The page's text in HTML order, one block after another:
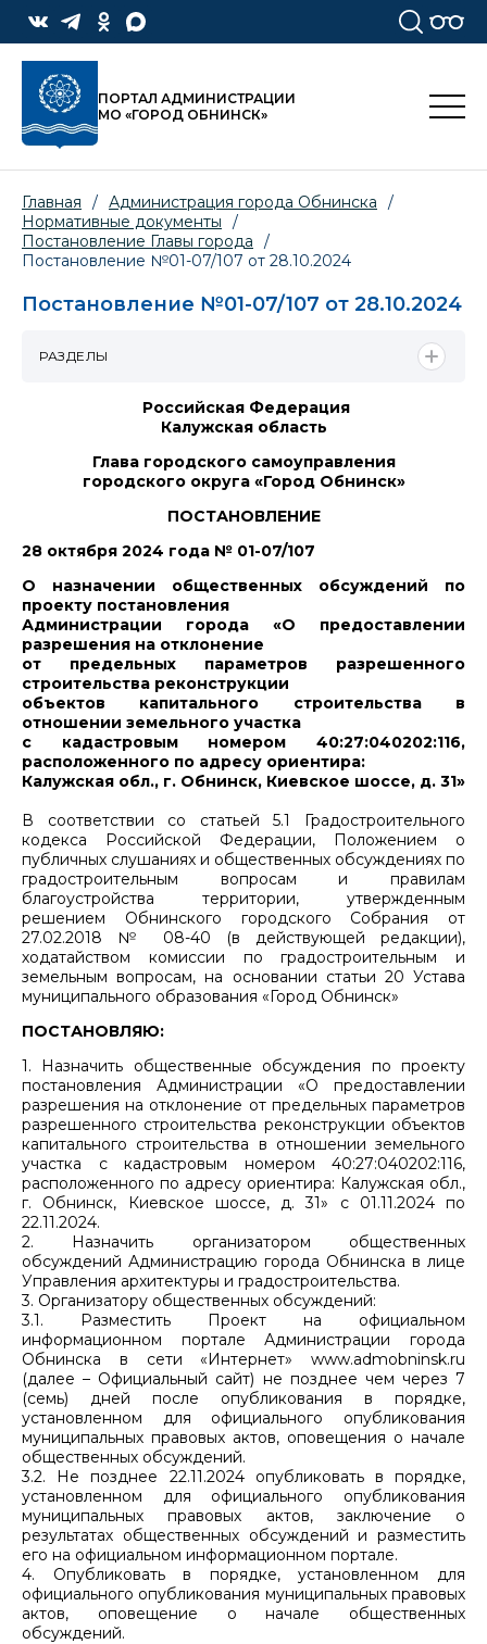
ПОРТАЛ АДМИНИСТРАЦИИ
МО «ГОРОД ОБНИНСК»
Главная / Администрация города Обнинска
/
Нормативные документы
/
Постановление Главы города
/
Постановление №01-07/107 от 28.10.2024
Постановление №01-07/107 от 28.10.2024
Российская Федерация
Калужская область
Глава городского самоуправления
городского округа «Город Обнинск»
ПОСТАНОВЛЕНИЕ
28 октября 2024 года № 01-07/107
О назначении общественных обсуждений по
проекту постановления
Администрации города «О предоставлении
разрешения на отклонение
от предельных параметров разрешенного
строительства реконструкции
объектов капитального строительства в
отношении земельного участка
с кадастровым номером 40:27:040202:116,
расположенного по адресу ориентира:
Калужская обл., г. Обнинск, Киевское шоссе, д. 31»
В соответствии со статьей 5.1 Градостроительного
кодекса Российской Федерации, Положением о
публичных слушаниях и общественных обсуждениях по
градостроительным вопросам и правилам
благоустройства территории, утвержденным
решением Обнинского городского Собрания от
27.02.2018 № 08-40 (в действующей редакции),
ходатайством комиссии по градостроительным и
земельным вопросам, на основании статьи 20 Устава
муниципального образования «Город Обнинск»
ПОСТАНОВЛЯЮ:
1. Назначить общественные обсуждения по проекту
постановления Администрации «О предоставлении
разрешения на отклонение от предельных параметров
разрешенного строительства реконструкции объектов
капитального строительства в отношении земельного
участка с кадастровым номером 40:27:040202:116,
расположенного по адресу ориентира: Калужская обл.,
г. Обнинск, Киевское шоссе, д. 31» с 01.11.2024 по
22.11.2024.
2. Назначить организатором общественных
обсуждений Администрацию города Обнинска в лице
Управления архитектуры и градостроительства.
3. Организатору общественных обсуждений:
3.1. Разместить Проект на официальном
информационном портале Администрации города
Обнинска в сети «Интернет» www.admobninsk.ru
(далее – Официальный сайт) не позднее чем через 7
(семь) дней после опубликования в порядке,
установленном для официального опубликования
муниципальных правовых актов, оповещения о начале
общественных обсуждений.
3.2. Не позднее 22.11.2024 опубликовать в порядке,
установленном для официального опубликования
муниципальных правовых актов, заключение о
результатах общественных обсуждений и разместить
его на официальном информационном портале.
4. Опубликовать в порядке, установленном для
официального опубликования муниципальных правовых
актов, оповещение о начале общественных
обсуждений.
РАЗДЕЛЫ